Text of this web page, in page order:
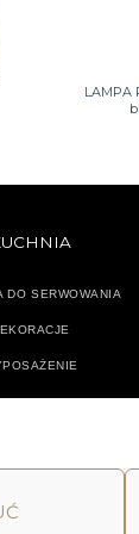
LAMPA
DO SERWOWANIA